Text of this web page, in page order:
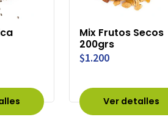
Mix Frutos Secos
200grs
$1.200
Ver detalles